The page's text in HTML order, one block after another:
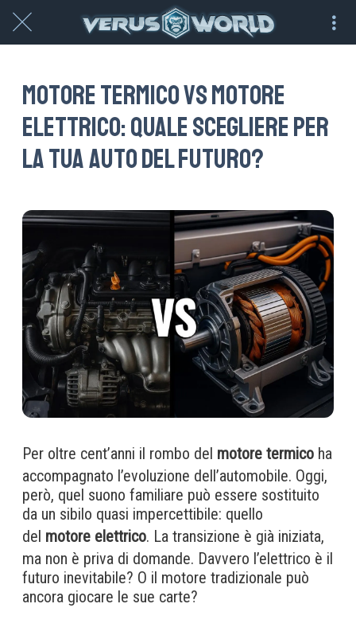
Motore termico vs Motore
elettrico: quale scegliere per
la tua auto del futuro?
Per oltre cent’anni il rombo del motore termico ha
accompagnato l’evoluzione dell’automobile. Oggi,
però, quel suono familiare può essere sostituito
da un sibilo quasi impercettibile: quello
del motore elettrico. La transizione è già iniziata,
ma non è priva di domande. Davvero l’elettrico è il
futuro inevitabile? O il motore tradizionale può
ancora giocare le sue carte?